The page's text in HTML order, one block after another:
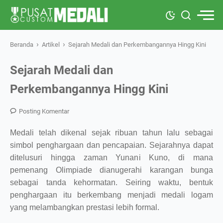
Beranda › Artikel › Sejarah Medali dan Perkembangannya Hingg Kini
Sejarah Medali dan
Perkembangannya Hingg Kini
Posting Komentar
Medali telah dikenal sejak ribuan tahun lalu sebagai
simbol penghargaan dan pencapaian. Sejarahnya dapat
ditelusuri hingga zaman Yunani Kuno, di mana
pemenang Olimpiade dianugerahi karangan bunga
sebagai tanda kehormatan. Seiring waktu, bentuk
penghargaan itu berkembang menjadi medali logam
yang melambangkan prestasi lebih formal.